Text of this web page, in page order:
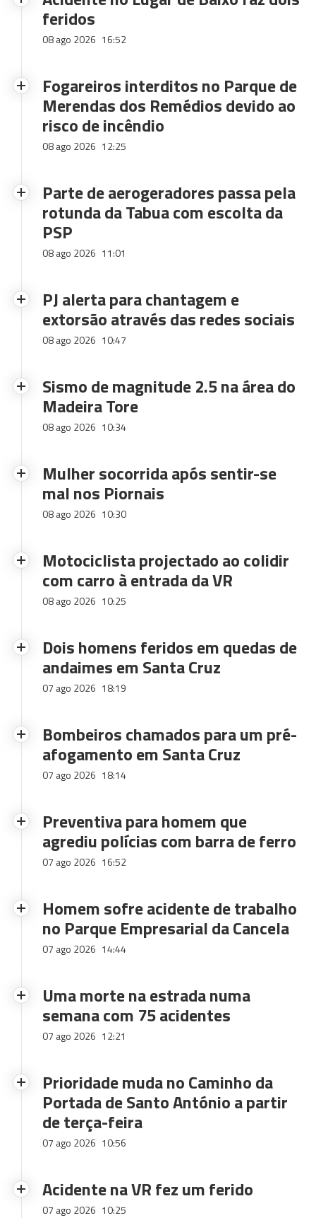
feridos
08 ago 2026 16:52
Fogareiros interditos no Parque de
Merendas dos Remédios devido ao
risco de incêndio
08 ago 2026 12:25
Parte de aerogeradores passa pela
rotunda da Tabua com escolta da
PSP
08 ago 2026 11:01
PJ alerta para chantagem e
extorsão através das redes sociais
08 ago 2026 10:47
Sismo de magnitude 2.5 na área do
Madeira Tore
08 ago 2026 10:34
Mulher socorrida após sentir-se
mal nos Piornais
08 ago 2026 10:30
Motociclista projectado ao colidir
com carro à entrada da VR
08 ago 2026 10:25
Dois homens feridos em quedas de
andaimes em Santa Cruz
07 ago 2026 18:19
Bombeiros chamados para um pré-
afogamento em Santa Cruz
07 ago 2026 18:14
Preventiva para homem que
agrediu polícias com barra de ferro
07 ago 2026 16:52
Homem sofre acidente de trabalho
no Parque Empresarial da Cancela
07 ago 2026 14:44
Uma morte na estrada numa
semana com 75 acidentes
07 ago 2026 12:21
Prioridade muda no Caminho da
Portada de Santo António a partir
de terça-feira
07 ago 2026 10:56
Acidente na VR fez um ferido
07 ago 2026 10:25